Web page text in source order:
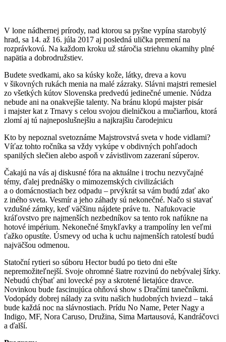
V lone nádhernej prírody, nad ktorou sa pyšne vypína starobylý
hrad, sa 14. až 16. júla 2017 aj posledná ulička premení na
rozprávkovú. Na každom kroku už stáročia striehnu okamihy plné
napätia a dobrodružstiev.
Budete svedkami, ako sa kúsky kože, látky, dreva a kovu
v šikovných rukách menia na malé zázraky. Slávni majstri remesiel
zo všetkých kútov Slovenska predvedú jedinečné umenie. Núdza
nebude ani na onakvejšie talenty. Na bránu klopú majster pisár
i majster kat z Trnavy s celou svojou dielničkou a mučiarňou, ktorá
zlomí aj tú najneposlušnejšiu a najkrajšiu čarodejnicu
Kto by nepoznal svetoznáme Majstrovstvá sveta v hode vidlami?
Víťaz tohto ročníka sa vždy vykúpe v obdivných pohľadoch
spanilých slečien alebo aspoň v závistlivom zazeraní súperov.
Čakajú na vás aj diskusné fóra na aktuálne i trochu nezvyčajné
témy, ďalej prednášky o mimozemských civilizáciách
a o domácnostiach bez odpadu – prvýkrát sa vám budú zdať ako
z iného sveta. Vesmír a jeho záhady sú nekonečné. Načo si stavať
vzdušné zámky, keď väčšinu nájdete práve tu. Nafukovacie
kráľovstvo pre najmenších nezbedníkov sa tento rok nafúkne na
hotové impérium. Nekonečné šmykľavky a trampolíny len veľmi
ťažko opustíte. Úsmevy od ucha k uchu najmenších ratolestí budú
najväčšou odmenou.
Statoční rytieri so súboru Hector budú po tieto dni ešte
nepremožiteľnejší. Svoje ohromné šiatre rozvinú do nebývalej šírky.
Nebudú chýbať ani lovecké psy a skrotené lietajúce dravce.
Novinkou bude fascinujúca ohňová show s Dračími tanečníkmi.
Vodopády dobrej nálady za svitu našich hudobných hviezd – taká
bude každá noc na slávnostiach. Prídu No Name, Peter Nagy a
Indigo, MF, Nora Caruso, Družina, Sima Martausová, Kandráčovci
a ďalší.